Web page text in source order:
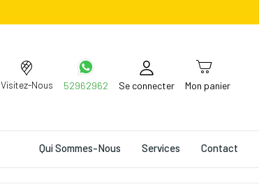
Visitez-Nous 52962962 Se connecter Mon panier
Qui Sommes-Nous Services Contact